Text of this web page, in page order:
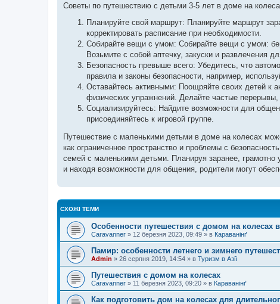
Советы по путешествию с детьми 3-5 лет в доме на
Планируйте свой маршрут: Планируйте маршрут
корректировать расписание при необходимости.
Собирайте вещи с умом: Собирайте вещи с умом:
Возьмите с собой аптечку, закуски и развлечения
Безопасность превыше всего: Убедитесь, что
правила и законы безопасности, например,
Оставайтесь активными: Поощряйте своих детей к
физических упражнений. Делайте частые
Социализируйтесь: Найдите возможности для
присоединяйтесь к игровой группе.
Путешествие с маленькими детьми в доме на колесах
как ограниченное пространство и проблемы с
семей с маленькими детьми. Планируя заранее, грамотно
и находя возможности для общения, родители могут
СХОЖІ ТЕМИ
Особенности путешествия с домом на колесах
Caravanner » 12 березня 2023, 09:49 » в Караванінґ
Памир: особенности летнего и зимнего
Admin » 26 серпня 2019, 14:54 » в Туризм в Азії
Путешествия с домом на колесах
Caravanner » 11 березня 2023, 09:20 » в Караванінґ
Как подготовить дом на колесах для